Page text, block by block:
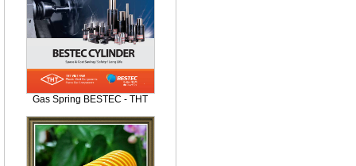
Gas Spring BESTEC - THT